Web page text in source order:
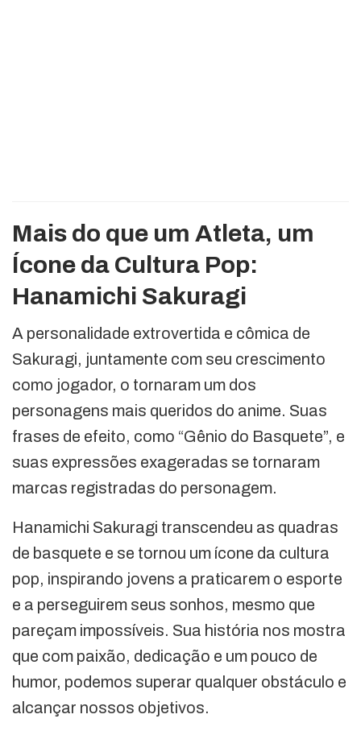
Mais do que um Atleta, um
Ícone da Cultura Pop:
Hanamichi Sakuragi
A personalidade extrovertida e cômica de
Sakuragi, juntamente com seu crescimento
como jogador, o tornaram um dos
personagens mais queridos do anime. Suas
frases de efeito, como “Gênio do Basquete”, e
suas expressões exageradas se tornaram
marcas registradas do personagem.
Hanamichi Sakuragi transcendeu as quadras
de basquete e se tornou um ícone da cultura
pop, inspirando jovens a praticarem o esporte
e a perseguirem seus sonhos, mesmo que
pareçam impossíveis. Sua história nos mostra
que com paixão, dedicação e um pouco de
humor, podemos superar qualquer obstáculo e
alcançar nossos objetivos.